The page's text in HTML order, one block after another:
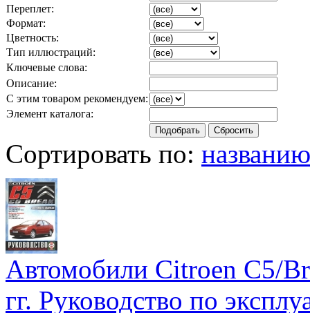
Переплет:
Формат:
Цветность:
Тип иллюстраций:
Ключевые слова:
Описание:
С этим товаром рекомендуем:
Элемент каталога:
Сортировать по: названию
Автомобили Citroen C5/
гг. Руководство по